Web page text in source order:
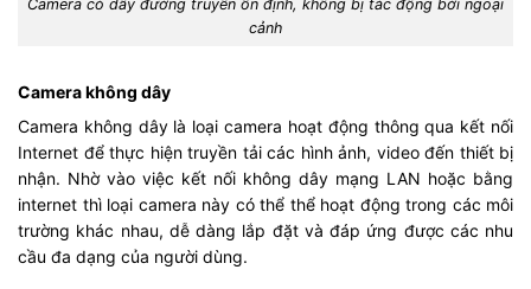
Camera có dây đường truyền ổn định, không bị tác động bởi ngoại
cảnh
Camera không dây
Camera không dây là loại camera hoạt động thông qua kết nối
Internet để thực hiện truyền tải các hình ảnh, video đến thiết bị
nhận. Nhờ vào việc kết nối không dây mạng LAN hoặc bằng
internet thì loại camera này có thể thể hoạt động trong các môi
trường khác nhau, dễ dàng lắp đặt và đáp ứng được các nhu
cầu đa dạng của người dùng.